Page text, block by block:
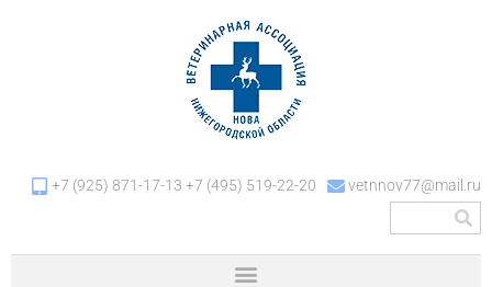
+7 (925) 871-17-13 +7 (495) 519-22-20 vetnnov77@mail.ru